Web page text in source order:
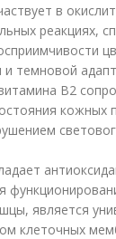
в
реакциях,
и темновой
В2
кожных
является
клеточных